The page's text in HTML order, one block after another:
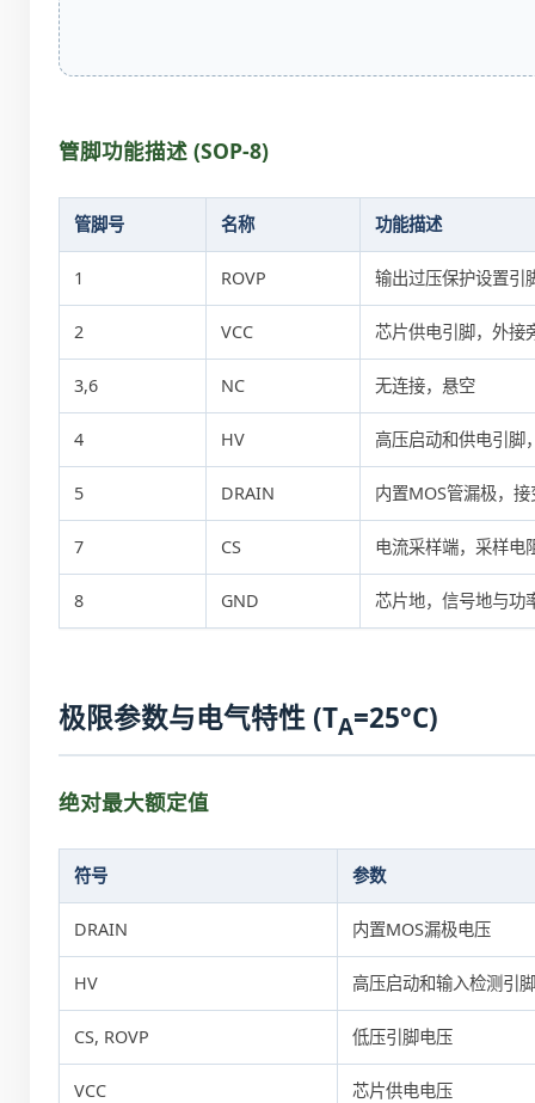
管脚功能描述 (SOP-8)
管脚号 名称 功能描述
1 ROVP 输出过压保护设置引
2 VCC 芯片供电引脚，外接
3,6 NC 无连接，悬空
4 HV 高压启动和供电引脚
5 DRAIN 内置MOS管漏极，
7 CS 电流采样端，采样电
8 GND 芯片地，信号地与功
极限参数与电气特性 (TA=25°C)
绝对最大额定值
符号 参数
DRAIN 内置MOS漏极电压
HV 高压启动和输入检测引脚
CS, ROVP 低压引脚电压
VCC 芯片供电电压